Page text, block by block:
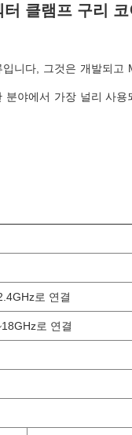
클램프 구리
니다, 그것은 개발되
야에서 가장 널리 사
로 연결
로 연결